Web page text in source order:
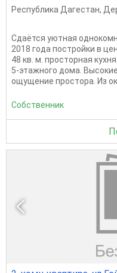
Республика Дагестан,
Сдаётся уютная
2018 года постройки в
48 кв. м. просторная
5-этажного дома.
ощущение простора. Из
Собственник